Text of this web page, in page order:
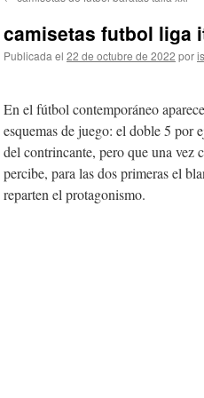
contenido
camisetas futbol liga
Publicada el 22 de octubre de 2022 por
En el fútbol contemporáneo
esquemas de juego: el doble 5 por
del contrincante, pero que una vez
percibe, para las dos primeras el
reparten el protagonismo.